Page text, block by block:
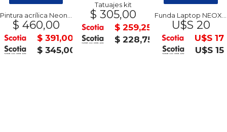
Pintura acrílica Neon x8 DA VINCI
$ 460,00
$ 391,00
$ 345,00
Tatuajes kit
$ 305,00
$ 259,25
$ 228,75
Funda Laptop NEOX 15.6 Negra
U$S 20
U$S 17
U$S 15